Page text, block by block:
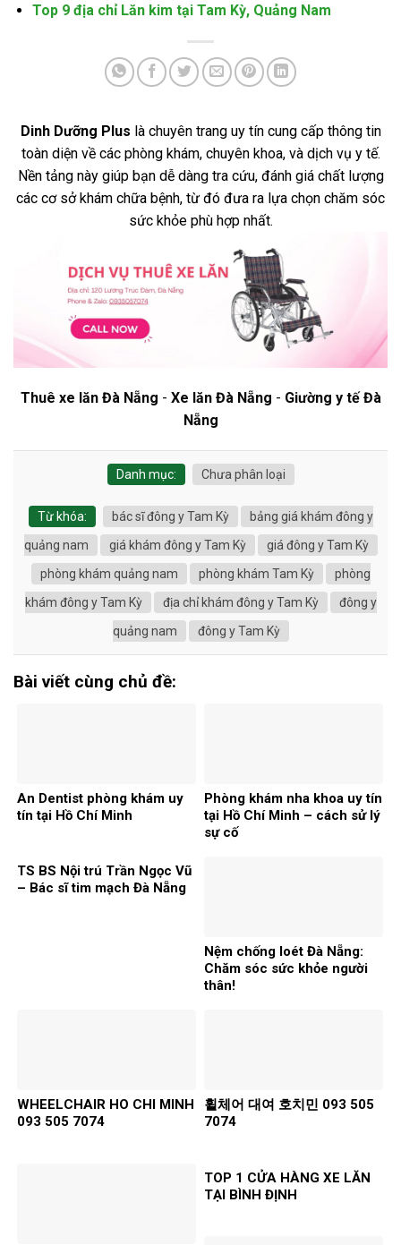
Top 9 địa chỉ Lăn kim tại Tam Kỳ, Quảng Nam
Dinh Dưỡng Plus là chuyên trang uy tín cung cấp thông tin
toàn diện về các phòng khám, chuyên khoa, và dịch vụ y tế.
Nền tảng này giúp bạn dễ dàng tra cứu, đánh giá chất lượng
các cơ sở khám chữa bệnh, từ đó đưa ra lựa chọn chăm sóc
sức khỏe phù hợp nhất.
Thuê xe lăn Đà Nẵng - Xe lăn Đà Nẵng - Giường y tế Đà
Nẵng
Danh mục: Chưa phân loại
Từ khóa: bác sĩ đông y Tam Kỳ
bảng giá khám đông y
quảng nam
giá khám đông y Tam Kỳ
giá đông y Tam Kỳ
phòng khám quảng nam
phòng khám Tam Kỳ
phòng
khám đông y Tam Kỳ
địa chỉ khám đông y Tam Kỳ
đông y
quảng nam
đông y Tam Kỳ
Bài viết cùng chủ đề:
An Dentist phòng khám uy
tín tại Hồ Chí Minh
Phòng khám nha khoa uy tín
tại Hồ Chí Minh – cách sử lý
sự cố
TS BS Nội trú Trần Ngọc Vũ
– Bác sĩ tim mạch Đà Nẵng
Nệm chống loét Đà Nẵng:
Chăm sóc sức khỏe người
thân!
WHEELCHAIR HO CHI MINH
093 505 7074
휠체어 대여 호치민 093 505
7074
TOP 1 CỬA HÀNG XE LĂN
TẠI BÌNH ĐỊNH